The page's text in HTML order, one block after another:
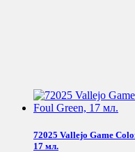
72025 Vallejo Game
17 мл.